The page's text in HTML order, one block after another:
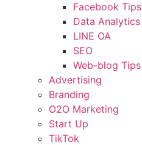
Facebook Tips
Data Analytics
LINE OA
SEO
Web-blog Tips
Advertising
Branding
O2O Marketing
Start Up
TikTok